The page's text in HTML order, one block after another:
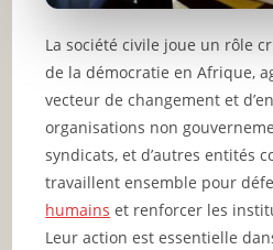
La société civile joue un rôle
de la démocratie en Afrique,
vecteur de changement et
organisations non
syndicats, et d’autres entités
travaillent ensemble pour
humains et renforcer les
Leur action est essentielle